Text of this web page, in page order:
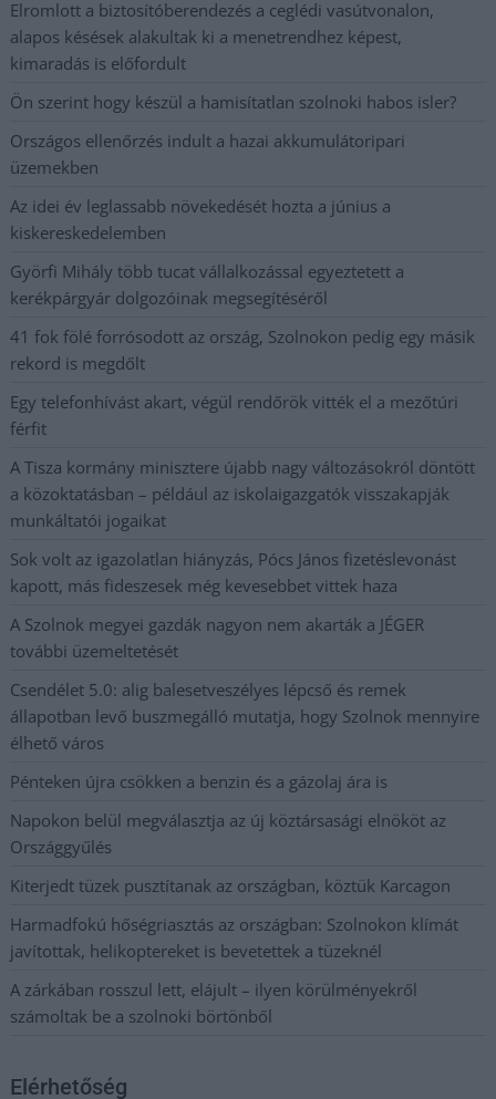
Elromlott a biztosítóberendezés a ceglédi vasútvonalon,
alapos késések alakultak ki a menetrendhez képest,
kimaradás is előfordult
Ön szerint hogy készül a hamisítatlan szolnoki habos isler?
Országos ellenőrzés indult a hazai akkumulátoripari
üzemekben
Az idei év leglassabb növekedését hozta a június a
kiskereskedelemben
Györfi Mihály több tucat vállalkozással egyeztetett a
kerékpárgyár dolgozóinak megsegítéséről
41 fok fölé forrósodott az ország, Szolnokon pedig egy másik
rekord is megdőlt
Egy telefonhívást akart, végül rendőrök vitték el a mezőtúri
férfit
A Tisza kormány minisztere újabb nagy változásokról döntött
a közoktatásban – például az iskolaigazgatók visszakapják
munkáltatói jogaikat
Sok volt az igazolatlan hiányzás, Pócs János fizetéslevonást
kapott, más fideszesek még kevesebbet vittek haza
A Szolnok megyei gazdák nagyon nem akarták a JÉGER
további üzemeltetését
Csendélet 5.0: alig balesetveszélyes lépcső és remek
állapotban levő buszmegálló mutatja, hogy Szolnok mennyire
élhető város
Pénteken újra csökken a benzin és a gázolaj ára is
Napokon belül megválasztja az új köztársasági elnököt az
Országgyűlés
Kiterjedt tüzek pusztítanak az országban, köztük Karcagon
Harmadfokú hőségriasztás az országban: Szolnokon klímát
javítottak, helikoptereket is bevetettek a tüzeknél
A zárkában rosszul lett, elájult – ilyen körülményekről
számoltak be a szolnoki börtönből
Elérhetőség